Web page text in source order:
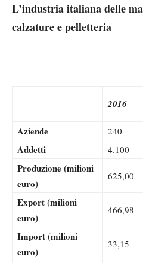
L’industria italiana delle
calzature e pelletteria
2016
Aziende 240
Addetti 4.100
Produzione (milioni
euro)
625,00
Export (milioni
euro)
466,98
Import (milioni
euro)
33,15